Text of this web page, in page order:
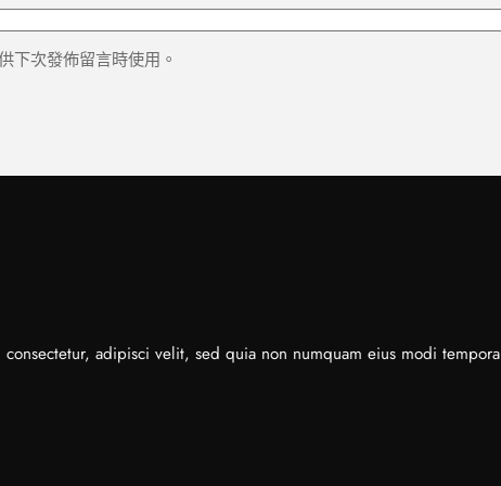
下次發佈留言時使用。
adipisci velit, sed quia non numquam eius modi tempora